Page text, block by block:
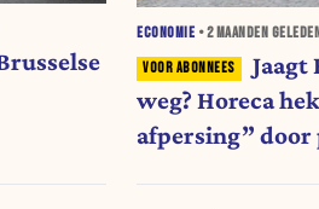
ECONOMIE •2 MAANDEN
Jaagt
weg? Horeca
afpersing”